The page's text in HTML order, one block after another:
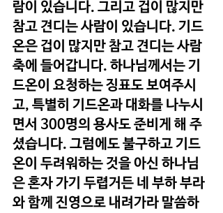
람이 있습니다. 그리고 겁이 많지만
참고 견디는 사람이 있습니다. 기드
온은 겁이 많지만 참고 견디는 사람
축에 들어갑니다. 하나님께서는 기
드온이 요청하는 징표도 보여주시
고, 특별히 기드온과 대화를 나누시
면서 300명의 용사도 준비게 해 주
셨습니다. 그럼에도 불구하고 기드
온이 두려워하는 것을 아신 하나님
은 혼자 가기 두렵거든 네 부하 부라
와 함께 진영으로 내려가라 말씀하